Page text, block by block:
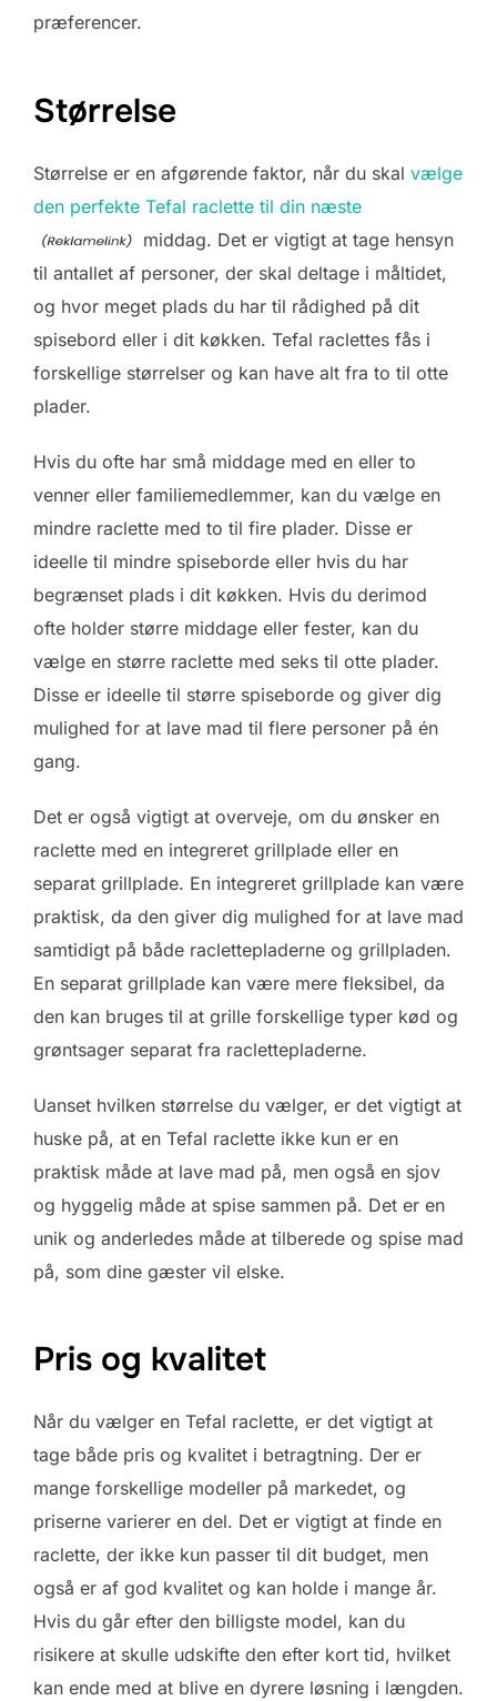
præferencer.
Størrelse
Størrelse er en afgørende faktor, når du skal vælge
den perfekte Tefal raclette til din næste
middag. Det er vigtigt at tage hensyn
til antallet af personer, der skal deltage i måltidet,
og hvor meget plads du har til rådighed på dit
spisebord eller i dit køkken. Tefal raclettes fås i
forskellige størrelser og kan have alt fra to til otte
plader.
Hvis du ofte har små middage med en eller to
venner eller familiemedlemmer, kan du vælge en
mindre raclette med to til fire plader. Disse er
ideelle til mindre spiseborde eller hvis du har
begrænset plads i dit køkken. Hvis du derimod
ofte holder større middage eller fester, kan du
vælge en større raclette med seks til otte plader.
Disse er ideelle til større spiseborde og giver dig
mulighed for at lave mad til flere personer på én
gang.
Det er også vigtigt at overveje, om du ønsker en
raclette med en integreret grillplade eller en
separat grillplade. En integreret grillplade kan være
praktisk, da den giver dig mulighed for at lave mad
samtidigt på både raclettepladerne og grillpladen.
En separat grillplade kan være mere fleksibel, da
den kan bruges til at grille forskellige typer kød og
grøntsager separat fra raclettepladerne.
Uanset hvilken størrelse du vælger, er det vigtigt at
huske på, at en Tefal raclette ikke kun er en
praktisk måde at lave mad på, men også en sjov
og hyggelig måde at spise sammen på. Det er en
unik og anderledes måde at tilberede og spise mad
på, som dine gæster vil elske.
Pris og kvalitet
Når du vælger en Tefal raclette, er det vigtigt at
tage både pris og kvalitet i betragtning. Der er
mange forskellige modeller på markedet, og
priserne varierer en del. Det er vigtigt at finde en
raclette, der ikke kun passer til dit budget, men
også er af god kvalitet og kan holde i mange år.
Hvis du går efter den billigste model, kan du
risikere at skulle udskifte den efter kort tid, hvilket
kan ende med at blive en dyrere løsning i længden.